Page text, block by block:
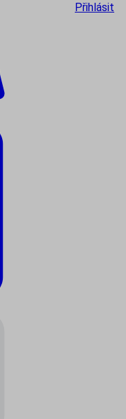
Přihlásit